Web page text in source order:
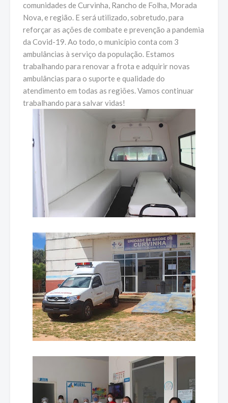
comunidades de Curvinha, Rancho de Folha, Morada
Nova, e região. E será utilizado, sobretudo, para
reforçar as ações de combate e prevenção a pandemia
da Covid-19. Ao todo, o município conta com 3
ambulâncias à serviço da população. Estamos
trabalhando para renovar a frota e adquirir novas
ambulâncias para o suporte e qualidade do
atendimento em todas as regiões. Vamos continuar
trabalhando para salvar vidas!